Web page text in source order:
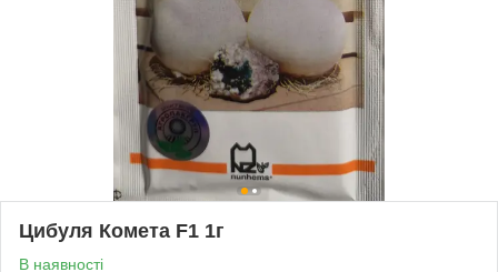
Цибуля Комета F1 1г
В наявності